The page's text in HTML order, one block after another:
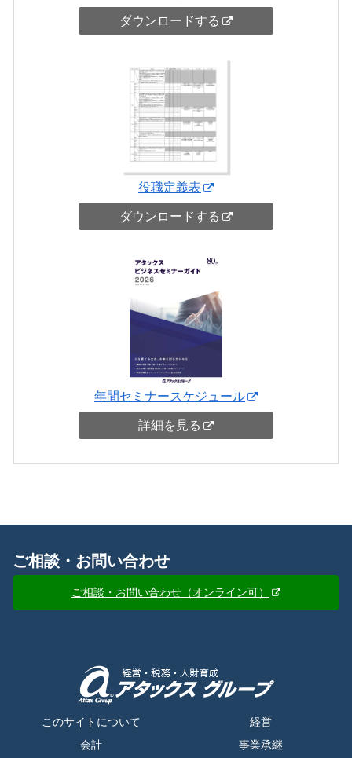
ダウンロードする
役職定義表
ダウンロードする
年間セミナースケジュール
詳細を見る
ご相談・お問い合わせ
ご相談・お問い合わせ（オンライン可）
このサイトについて
経営
会計
事業承継